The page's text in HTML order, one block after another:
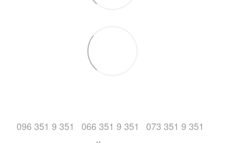
096 351 9 351 066 351 9 351 073 351 9 351